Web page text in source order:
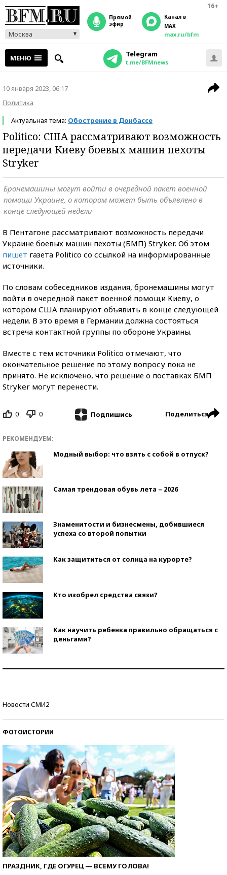
16+
Москва
прямой
эфир
Канал в
MAX
max.ru/bfm
МЕНЮ Telegram
t.me/BFMnews
10 января 2023, 06:17
Политика
Актуальная тема: Обострение в Донбассе
Politico: США рассматривают возможность
передачи Киеву боевых машин пехоты
Stryker
Бронемашины могут войти в очередной пакет военной
помощи Украине, о котором может быть объявлено в
конце следующей недели
В Пентагоне рассматривают возможность передачи
Украине боевых машин пехоты (БМП) Stryker. Об этом
пишет газета Politico со ссылкой на информированные
источники.
По словам собеседников издания, бронемашины могут
войти в очередной пакет военной помощи Киеву, о
котором США планируют объявить в конце следующей
недели. В это время в Германии должна состояться
встреча контактной группы по обороне Украины.
Вместе с тем источники Politico отмечают, что
окончательное решение по этому вопросу пока не
принято. Не исключено, что решение о поставках БМП
Stryker могут перенести.
0 0 Подпишись Поделиться
РЕКОМЕНДУЕМ:
Модный выбор: что взять с собой в отпуск?
Самая трендовая обувь лета – 2026
Знаменитости и бизнесмены, добившиеся
успеха со второй попытки
Как защититься от солнца на курорте?
Кто изобрел средства связи?
Как научить ребенка правильно обращаться с
деньгами?
Новости СМИ2
ФОТОИСТОРИИ
ПРАЗДНИК, ГДЕ ОГУРЕЦ — ВСЕМУ ГОЛОВА!